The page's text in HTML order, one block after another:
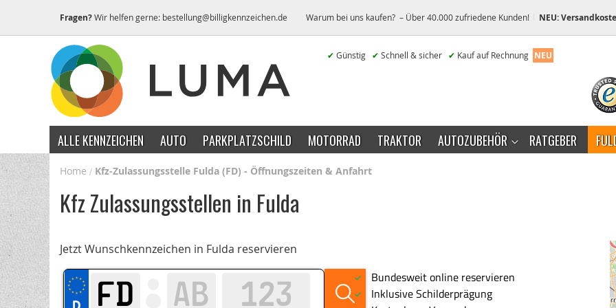
Fragen?Wir helfen gerne: bestellung@billigkennzeichen.de Warum bei uns kaufen? – Über 40.000 zufriedene Kunden! NEU:
✔ Günstig ✔ Schnell & sicher ✔ Kauf auf Rechnung NEU
ALLE KENNZEICHEN AUTO PARKPLATZSCHILD MOTORRAD TRAKTOR AUTOZUBEHÖR RATGEBER
Home Kfz-Zulassungsstelle Fulda (FD) - Öffnungszeiten & Anfahrt
Kfz Zulassungsstellen in Fulda
Jetzt Wunschkennzeichen in Fulda reservieren